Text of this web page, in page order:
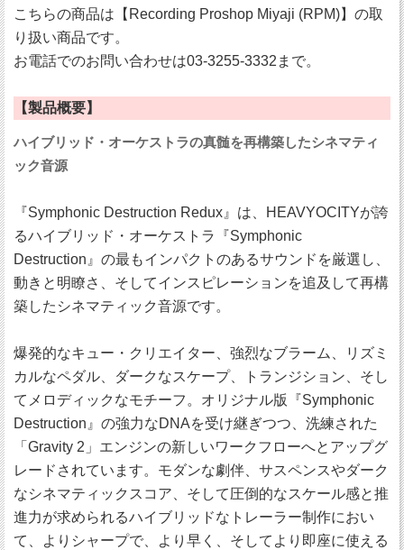
こちらの商品は【Recording Proshop Miyaji (RPM)】の取
り扱い商品です。
お電話でのお問い合わせは03-3255-3332まで。
【製品概要】
ハイブリッド・オーケストラの真髄を再構築したシネマティ
ック音源
『Symphonic Destruction Redux』は、HEAVYOCITYが誇
るハイブリッド・オーケストラ『Symphonic
Destruction』の最もインパクトのあるサウンドを厳選し、
動きと明瞭さ、そしてインスピレーションを追及して再構
築したシネマティック音源です。
爆発的なキュー・クリエイター、強烈なブラーム、リズミ
カルなペダル、ダークなスケープ、トランジション、そし
てメロディックなモチーフ。オリジナル版『Symphonic
Destruction』の強力なDNAを受け継ぎつつ、洗練された
「Gravity 2」エンジンの新しいワークフローへとアップグ
レードされています。モダンな劇伴、サスペンスやダーク
なシネマティックスコア、そして圧倒的なスケール感と推
進力が求められるハイブリッドなトレーラー制作におい
て、よりシャープで、より早く、そしてより即座に使える